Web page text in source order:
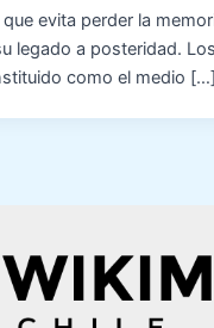
evita perder la
legado a posteridad.
como el medio […]